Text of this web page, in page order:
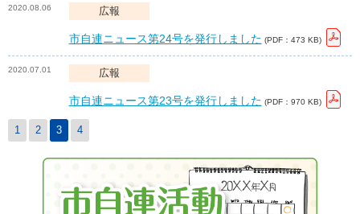
2020.08.06 広報
市自連ニュース第24号を発行しました (PDF：473 KB)
2020.07.01 広報
市自連ニュース第23号を発行しました (PDF：970 KB)
1 2 3 4